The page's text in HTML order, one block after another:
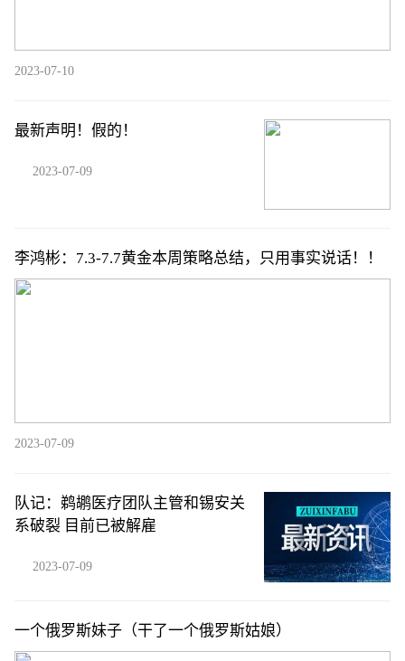
2023-07-10
最新声明！假的！
2023-07-09
李鸿彬：7.3-7.7黄金本周策略总结，只用事实说话！！
2023-07-09
队记：鹈鹕医疗团队主管和锡安关
系破裂 目前已被解雇
2023-07-09
一个俄罗斯妹子（干了一个俄罗斯姑娘）